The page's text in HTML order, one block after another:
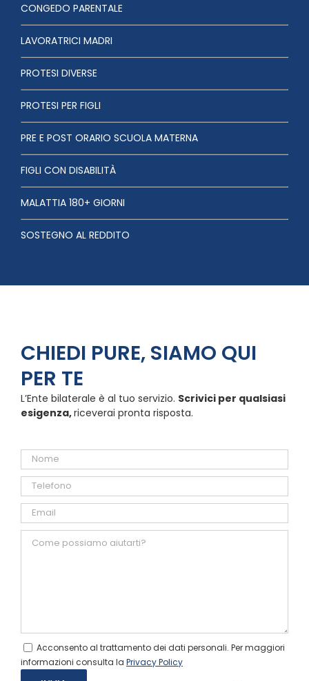
CONGEDO PARENTALE
LAVORATRICI MADRI
PROTESI DIVERSE
PROTESI PER FIGLI
PRE E POST ORARIO SCUOLA MATERNA
FIGLI CON DISABILITÀ
MALATTIA 180+ GIORNI
SOSTEGNO AL REDDITO
CHIEDI PURE, SIAMO QUI
PER TE
L’Ente bilaterale è al tuo servizio. Scrivici per qualsiasi
esigenza,riceverai pronta risposta.
Acconsento al trattamento dei dati personali. Per maggiori
informazioni consulta la Privacy Policy